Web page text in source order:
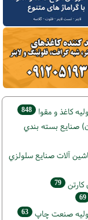
كاغذ و مقوا 848
صنايع بسته بندي
آلات صنايع سلولزي
79
69
صنعت چاپ 63